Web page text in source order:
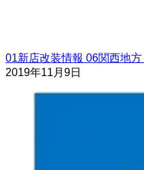
01新店改装情報 06関西地方
2019年11月9日